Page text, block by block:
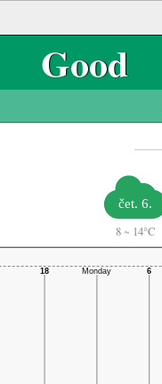
Good
čet. 6.
8 ~ 14°C